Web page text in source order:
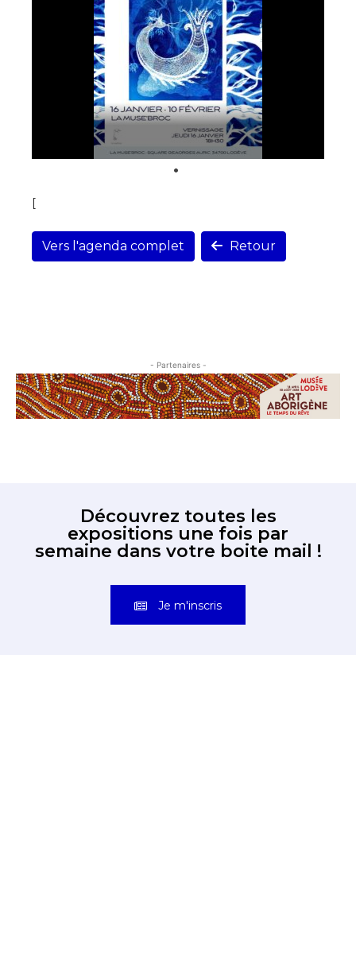
[
Vers l'agenda complet Retour
- Partenaires -
Découvrez toutes les
expositions une fois par
semaine dans votre boite mail !
Je m'inscris